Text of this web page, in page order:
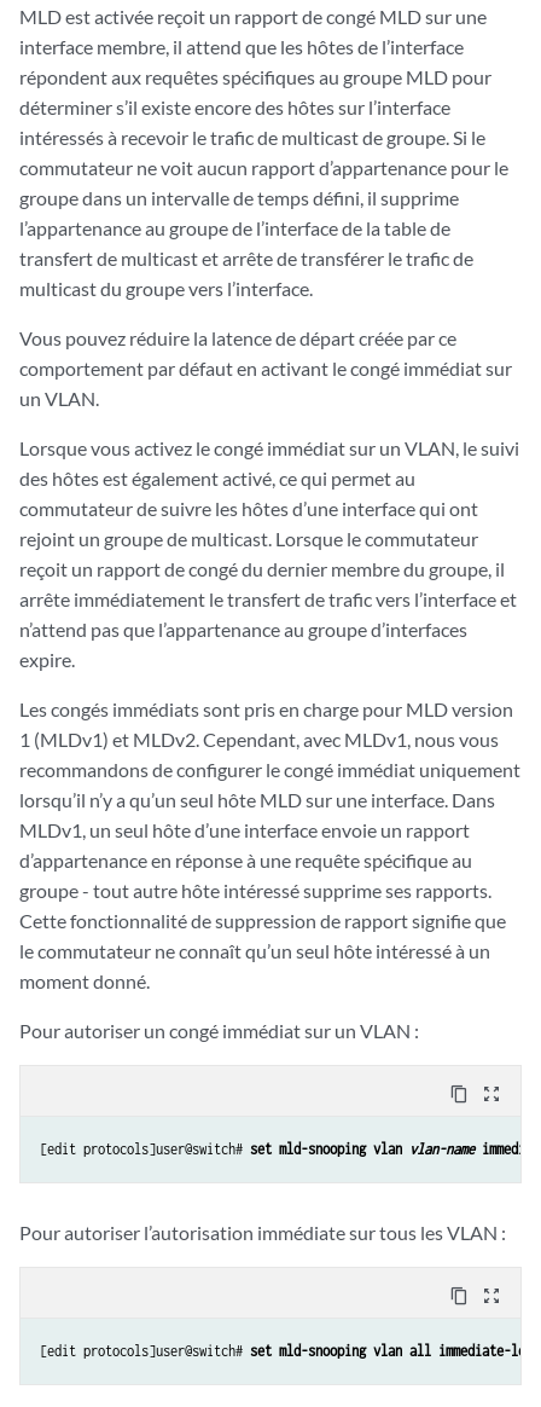
MLD est activée reçoit un rapport de congé MLD sur une
interface membre, il attend que les hôtes de l’interface
répondent aux requêtes spécifiques au groupe MLD pour
déterminer s’il existe encore des hôtes sur l’interface
intéressés à recevoir le trafic de multicast de groupe. Si le
commutateur ne voit aucun rapport d’appartenance pour le
groupe dans un intervalle de temps défini, il supprime
l’appartenance au groupe de l’interface de la table de
transfert de multicast et arrête de transférer le trafic de
multicast du groupe vers l’interface.
Vous pouvez réduire la latence de départ créée par ce
comportement par défaut en activant le congé immédiat sur
un VLAN.
Lorsque vous activez le congé immédiat sur un VLAN, le suivi
des hôtes est également activé, ce qui permet au
commutateur de suivre les hôtes d’une interface qui ont
rejoint un groupe de multicast. Lorsque le commutateur
reçoit un rapport de congé du dernier membre du groupe, il
arrête immédiatement le transfert de trafic vers l’interface et
n’attend pas que l’appartenance au groupe d’interfaces
expire.
Les congés immédiats sont pris en charge pour MLD version
1 (MLDv1) et MLDv2. Cependant, avec MLDv1, nous vous
recommandons de configurer le congé immédiat uniquement
lorsqu’il n’y a qu’un seul hôte MLD sur une interface. Dans
MLDv1, un seul hôte d’une interface envoie un rapport
d’appartenance en réponse à une requête spécifique au
groupe - tout autre hôte intéressé supprime ses rapports.
Cette fonctionnalité de suppression de rapport signifie que
le commutateur ne connaît qu’un seul hôte intéressé à un
moment donné.
Pour autoriser un congé immédiat sur un VLAN :
content_copy zoom_out_map
[edit protocols]user@switch# set mld-snooping vlan vlan-name
Pour autoriser l’autorisation immédiate sur tous les VLAN :
content_copy zoom_out_map
[edit protocols]user@switch# set mld-snooping vlan all immediate-